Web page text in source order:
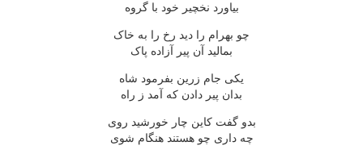
بیاورد نخچیر خود با گروه
چو بهرام را دید رخ را به خاک
بمالید آن پیر آزاده پاک
یکی جام زرین بفرمود شاه
بدان پیر دادن که آمد ز راه
بدو گفت کاین چار خورشید روی
چه داری چو هستند هنگام شوی